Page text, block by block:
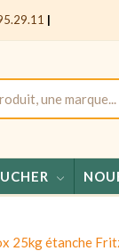
|
25kg étanche